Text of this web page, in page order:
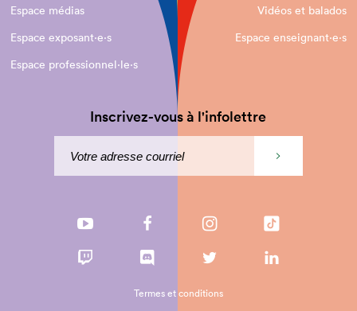
Espace médias
Vidéos et balados
Espace exposant·e⋅s
Espace enseignant·e⋅s
Espace professionnel·le⋅s
Inscrivez-vous à l'infolettre
Termes et conditions